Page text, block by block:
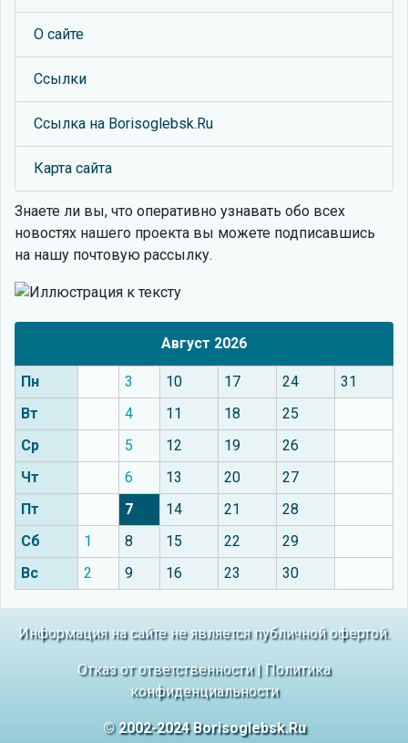
О сайте
Ссылки
Ссылка на Borisoglebsk.Ru
Карта сайта
Знаете ли вы, что оперативно узнавать обо всех
новостях нашего проекта вы можете подписавшись
на нашу почтовую рассылку.
Август 2026
Пн 3 10 17 24
31
Вт
4 11 18
25
Ср
5 12 19
26
Чт
6 13 20
27
Пт
7 14 21
28
Сб
1 8 15 22
29
Вс
2 9 16 23 30
Информация на сайте не является публичной офертой.
Отказ от ответственности| Политика
конфиденциальности
© 2002-2024 Borisoglebsk.Ru